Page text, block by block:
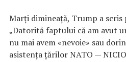
Marți dimineață, Trump a scris
„Datorită faptului că am avut
nu mai avem «nevoie» sau
asistența țărilor NATO —